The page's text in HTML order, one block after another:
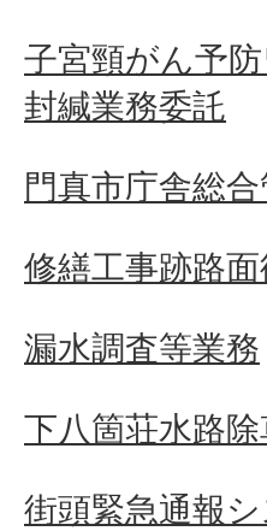
子宮頸がん予
封緘業務委託
門真市庁舎総
修繕工事跡路
漏水調査等業務
下八箇荘水路
街頭緊急通報